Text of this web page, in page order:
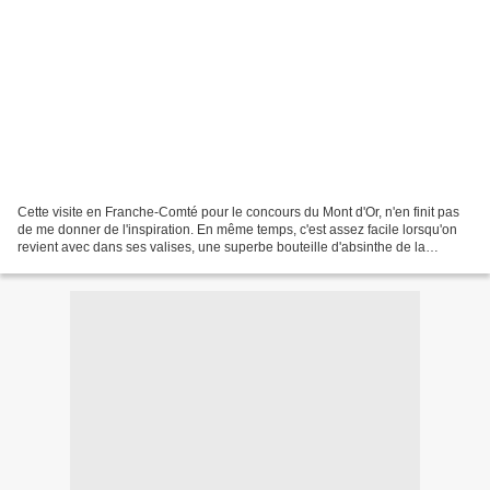
Cette visite en Franche-Comté pour le concours du Mont d'Or, n'en finit pas
de me donner de l'inspiration. En même temps, c'est assez facile lorsqu'on
revient avec dans ses valises, une superbe bouteille d'absinthe de la